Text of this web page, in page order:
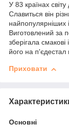
У 83 країнах
Славиться він
найпопулярніших
Виготовлений за
зберігала
його на п'єдестал
Приховати
Основні